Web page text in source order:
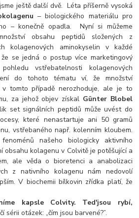
ještě další dvě. Léta příšerně vysoká
– biologického materiálu pro
– konečně opadla. Nyní si můžeme
obsahu peptidů složených z
kolagenových aminokyselin v každé
že se jedná o postup více marketingový
vstřebatelnosti kolagenových
do tohoto tématu ví, že množství
v tomto případě nerozhoduje, ale je to
za jehož objev získal Günter Blobel
set signálních peptidů může uvést do
které nenastartuje ani 50 gramů
vstřebaného např. kolenním kloubem.
našeho biologicky aktivního
obsahu kolagenu v Colvitě je potěšující a
ale věda o bioretenci a anabolizaci
z nativního kolagenu nám nedovolí
V biochemii bílkovin zřídka platí, že
kapsle Colvity. Ted'jsou rybí,
sérii otázek: „čím jsou barvené?”.